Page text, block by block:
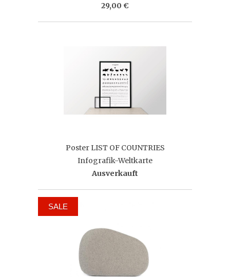
29,00 €
Poster LIST OF COUNTRIES
Infografik-Weltkarte
Ausverkauft
SALE